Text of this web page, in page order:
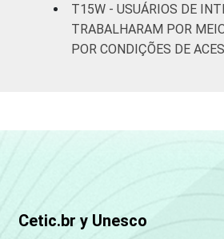
T15W - USUÁRIOS DE
TRABALHARAM POR
POR CONDIÇÕES DE
Cetic.br y Unesco